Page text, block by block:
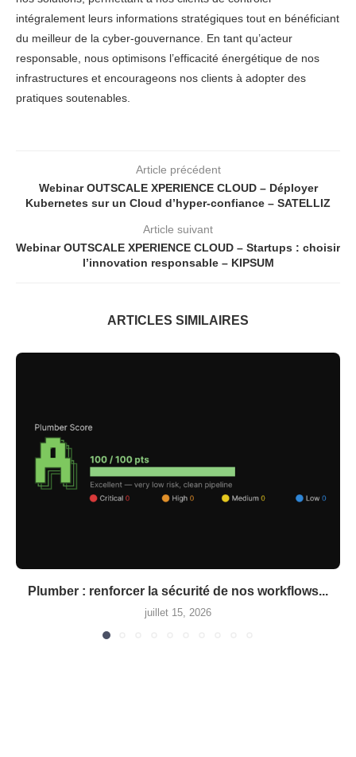
intégralement leurs informations stratégiques tout en bénéficiant
du meilleur de la cyber-gouvernance. En tant qu’acteur
responsable, nous optimisons l’efficacité énergétique de nos
infrastructures et encourageons nos clients à adopter des
pratiques soutenables.
Article précédent
Webinar OUTSCALE XPERIENCE CLOUD – Déployer
Kubernetes sur un Cloud d’hyper-confiance – SATELLIZ
Article suivant
Webinar OUTSCALE XPERIENCE CLOUD – Startups : choisir
l’innovation responsable – KIPSUM
ARTICLES SIMILAIRES
Plumber : renforcer la sécurité de nos workflows...
juillet 15, 2026